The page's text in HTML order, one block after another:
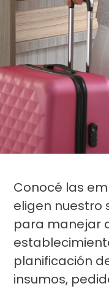
Conocé las
eligen nuestro
para manejar
planificación
insumos,